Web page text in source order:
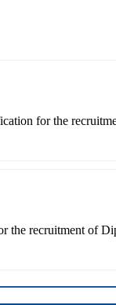
for the
the recruitment of